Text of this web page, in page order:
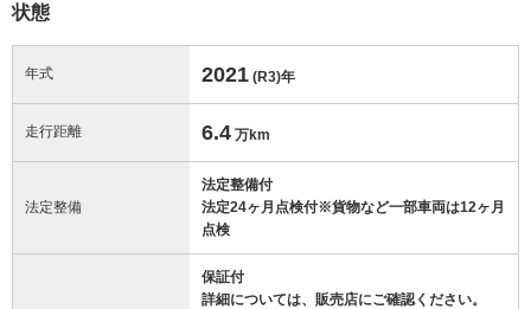
状態
年式 2021 (R3)年
走行距離 6.4 万km
法定整備
法定整備付
法定24ヶ月点検付※貨物など一部車両は12ヶ月
点検
保証付
詳細については、販売店にご確認ください。